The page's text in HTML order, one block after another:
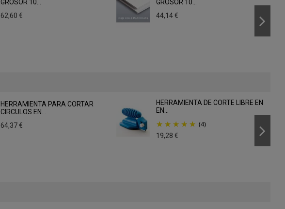
GROSOR 10...
62,60 €
GROSOR 10...
44,14 €
HERRAMIENTA PARA CORTAR
CIRCULOS EN...
64,37 €
HERRAMIENTA DE CORTE LIBRE EN
EN...
(4)
19,28 €